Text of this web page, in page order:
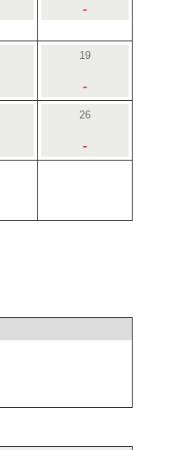
-
19
-
26
-